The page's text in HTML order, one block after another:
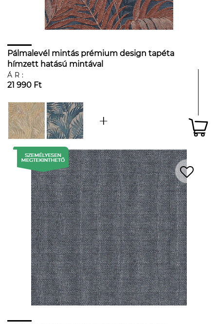
Pálmalevél mintás prémium design tapéta
hímzett hatású mintával
ÁR:
21 990 Ft